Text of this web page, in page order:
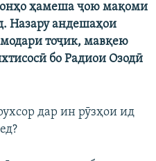
ҳамеша ҷою мақоми
Назару андешаҳои
модари тоҷик, мавқею
бо Радиои Озодӣ
дар ин рӯзҳои ид